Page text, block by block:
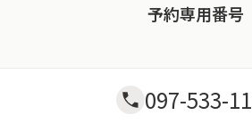
予約専用番号
097-533-